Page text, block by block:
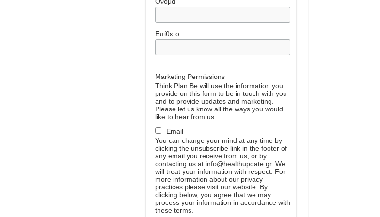
Επίθετο
Marketing Permissions
Think Plan Be will use the information you
provide on this form to be in touch with you
and to provide updates and marketing.
Please let us know all the ways you would
like to hear from us:
Email
You can change your mind at any time by
clicking the unsubscribe link in the footer of
any email you receive from us, or by
contacting us at info@healthupdate.gr. We
will treat your information with respect. For
more information about our privacy
practices please visit our website. By
clicking below, you agree that we may
process your information in accordance with
these terms.